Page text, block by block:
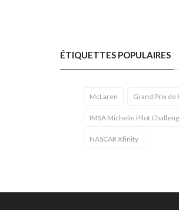
ÉTIQUETTES POPULAIRES
McLaren Grand Prix de
IMSA Michelin Pilot
NASCAR Xfinity